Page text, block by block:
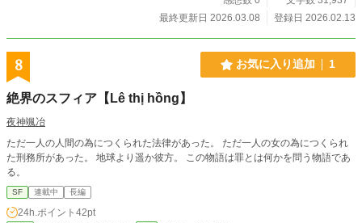
救われる。だが、それは進化の因子へ干渉することを意味す
が、世界の未来を書き換える。中生代と未来が交差する時―
― 親子の物語が、いま始まる。
最終更新日 2026.03.08
登録日 2026.02.13
8 お気に入り追加 1
絶界のスフィア【Lê thị hồng】
夜神颯冶
ただ一人の人間の為につくられた法律があった。 ただ一人の女の為につくられ
た刑務所があった。 地球より遥か彼方。 この物語は罪とは何かを問う物語であ
る。
SF 連載中 長編
24h.ポイント 42pt